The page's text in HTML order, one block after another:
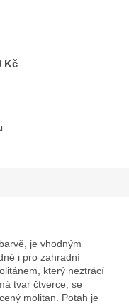
Kč
je vhodným
i pro zahradní
který neztrácí
tvar čtverce, se
molitan. Potah je